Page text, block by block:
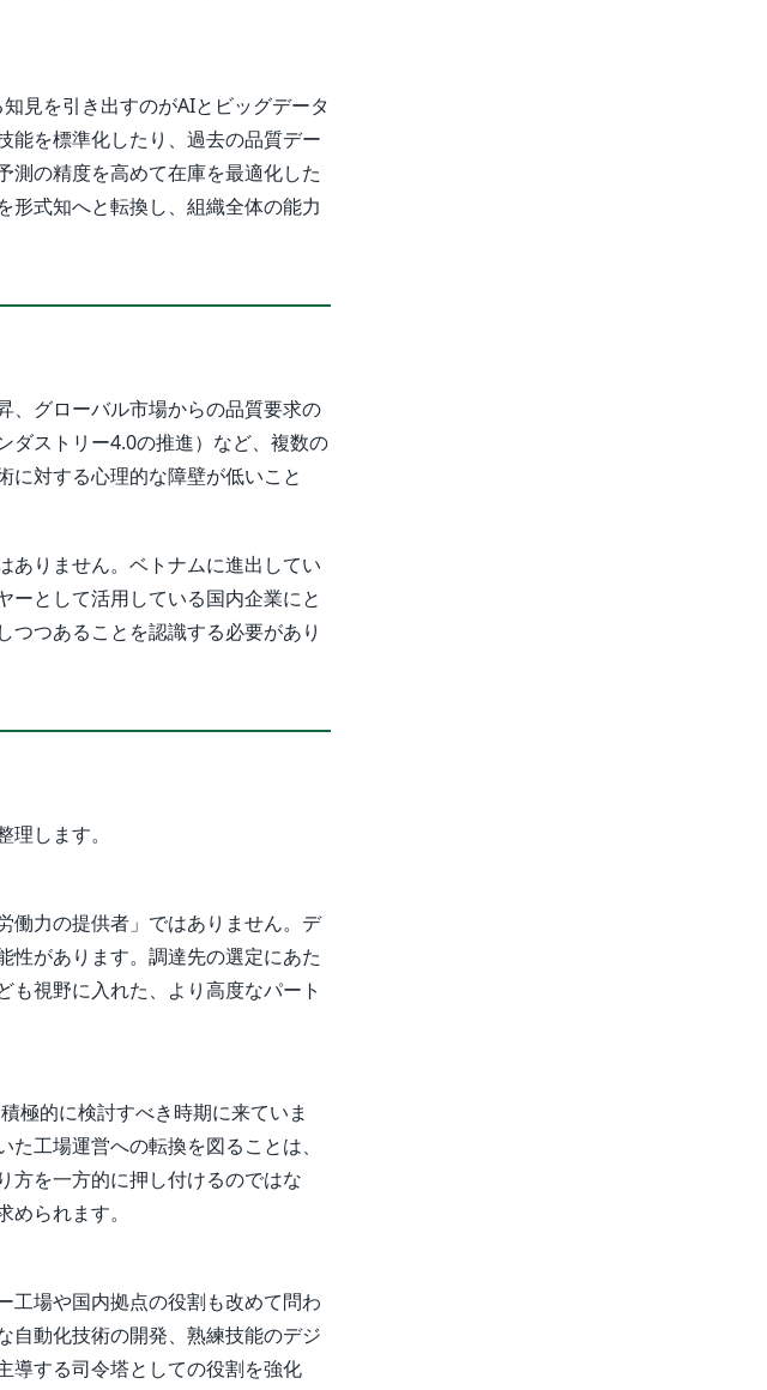
見を引き出すのがAIとビッグデータ
能を標準化したり、過去の品質デー
測の精度を高めて在庫を最適化した
形式知へと転換し、組織全体の能力
、グローバル市場からの品質要求の
ダストリー4.0の推進）など、複数の
に対する心理的な障壁が低いこと
ありません。ベトナムに進出してい
ーとして活用している国内企業にと
つつあることを認識する必要があり
します。
働力の提供者」ではありません。デ
性があります。調達先の選定にあた
も視野に入れた、より高度なパート
極的に検討すべき時期に来ていま
工場運営への転換を図ることは、
方を一方的に押し付けるのではな
られます。
工場や国内拠点の役割も改めて問わ
自動化技術の開発、熟練技能のデジ
導する司令塔としての役割を強化